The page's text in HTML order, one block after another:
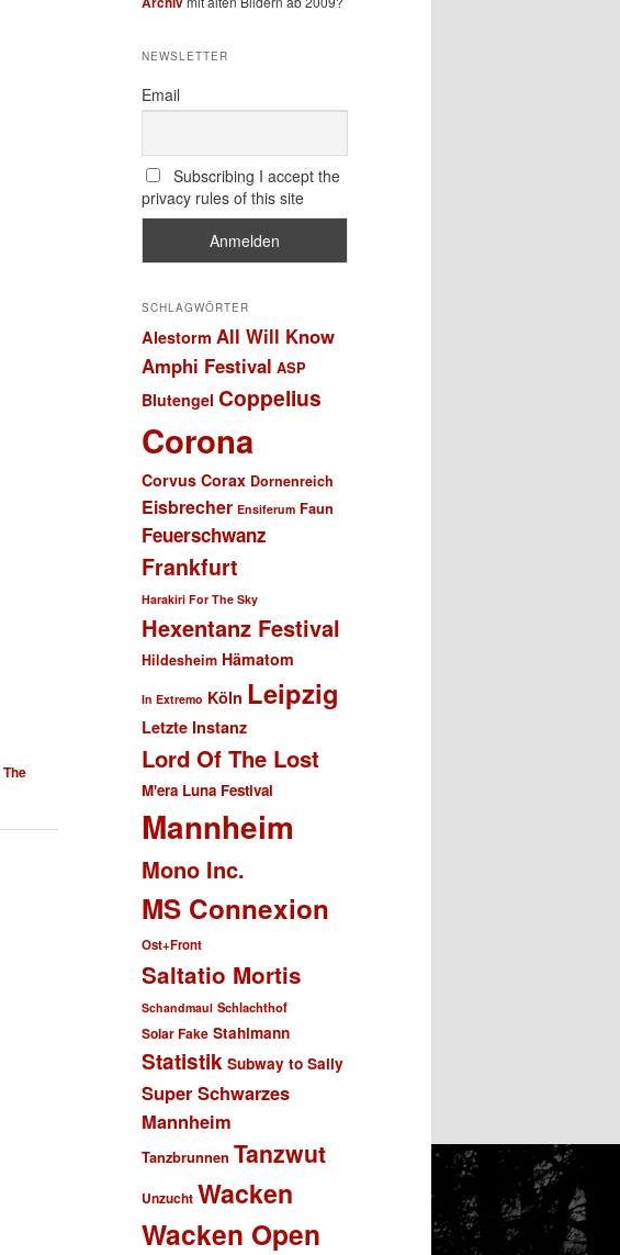
The
NEWSLETTER
Email
Subscribing I accept the
privacy rules of this site
SCHLAGWÖRTER
Alestorm All Will Know
Amphi Festival ASP
Blutengel Coppelius
Corona
Corvus Corax Dornenreich
Eisbrecher Ensiferum Faun
Feuerschwanz
Frankfurt
Harakiri For The Sky
Hexentanz Festival
Hildesheim Hämatom
In Extremo Köln Leipzig
Letzte Instanz
Lord Of The Lost
M'era Luna Festival
Mannheim
Mono Inc.
MS Connexion
Ost+Front
Saltatio Mortis
Schandmaul Schlachthof
Solar Fake Stahlmann
Statistik Subway to Sally
Super Schwarzes
Mannheim
Tanzbrunnen Tanzwut
Unzucht Wacken
Wacken Open